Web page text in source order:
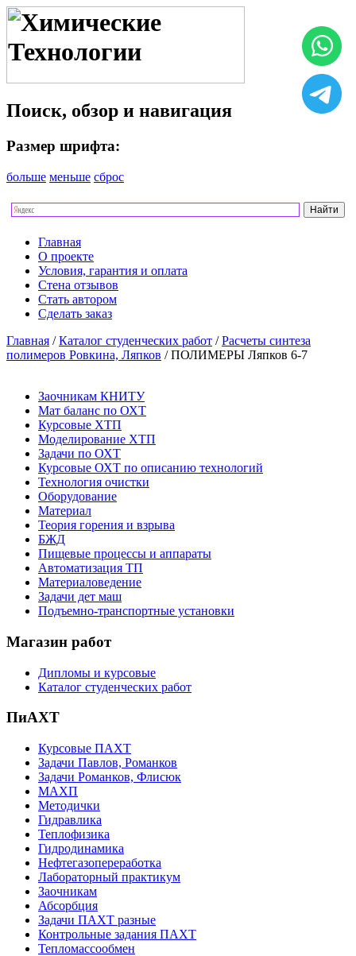
Поиск, обзор и навигация
Размер шрифта:
больше меньше сброс
Главная
О проекте
Условия, гарантия и оплата
Стена отзывов
Стать автором
Сделать заказ
Главная /Каталог студенческих работ /Расчеты синтеза
полимеров Ровкина, Ляпков / ПОЛИМЕРЫ Ляпков 6-7
Заочникам КНИТУ
Мат баланс по ОХТ
Курсовые ХТП
Моделирование ХТП
Задачи по ОХТ
Курсовые ОХТ по описанию технологий
Технология очистки
Оборудование
Материал
Теория горения и взрыва
БЖД
Пищевые процессы и аппараты
Автоматизация ТП
Материаловедение
Задачи дет маш
Подъемно-транспортные установки
Магазин работ
Дипломы и курсовые
Каталог студенческих работ
ПиАХТ
Курсовые ПАХТ
Задачи Павлов, Романков
Задачи Романков, Флисюк
МАХП
Методички
Гидравлика
Теплофизика
Гидродинамика
Нефтегазопереработка
Лабораторный практикум
Заочникам
Абсорбция
Задачи ПАХТ разные
Контрольные задания ПАХТ
Тепломассообмен